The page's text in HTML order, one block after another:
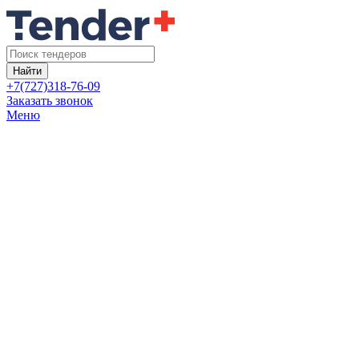
Найти
+7(727)318-76-09
Заказать звонок
Меню